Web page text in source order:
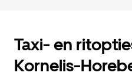
Taxi- en
Kornelis-